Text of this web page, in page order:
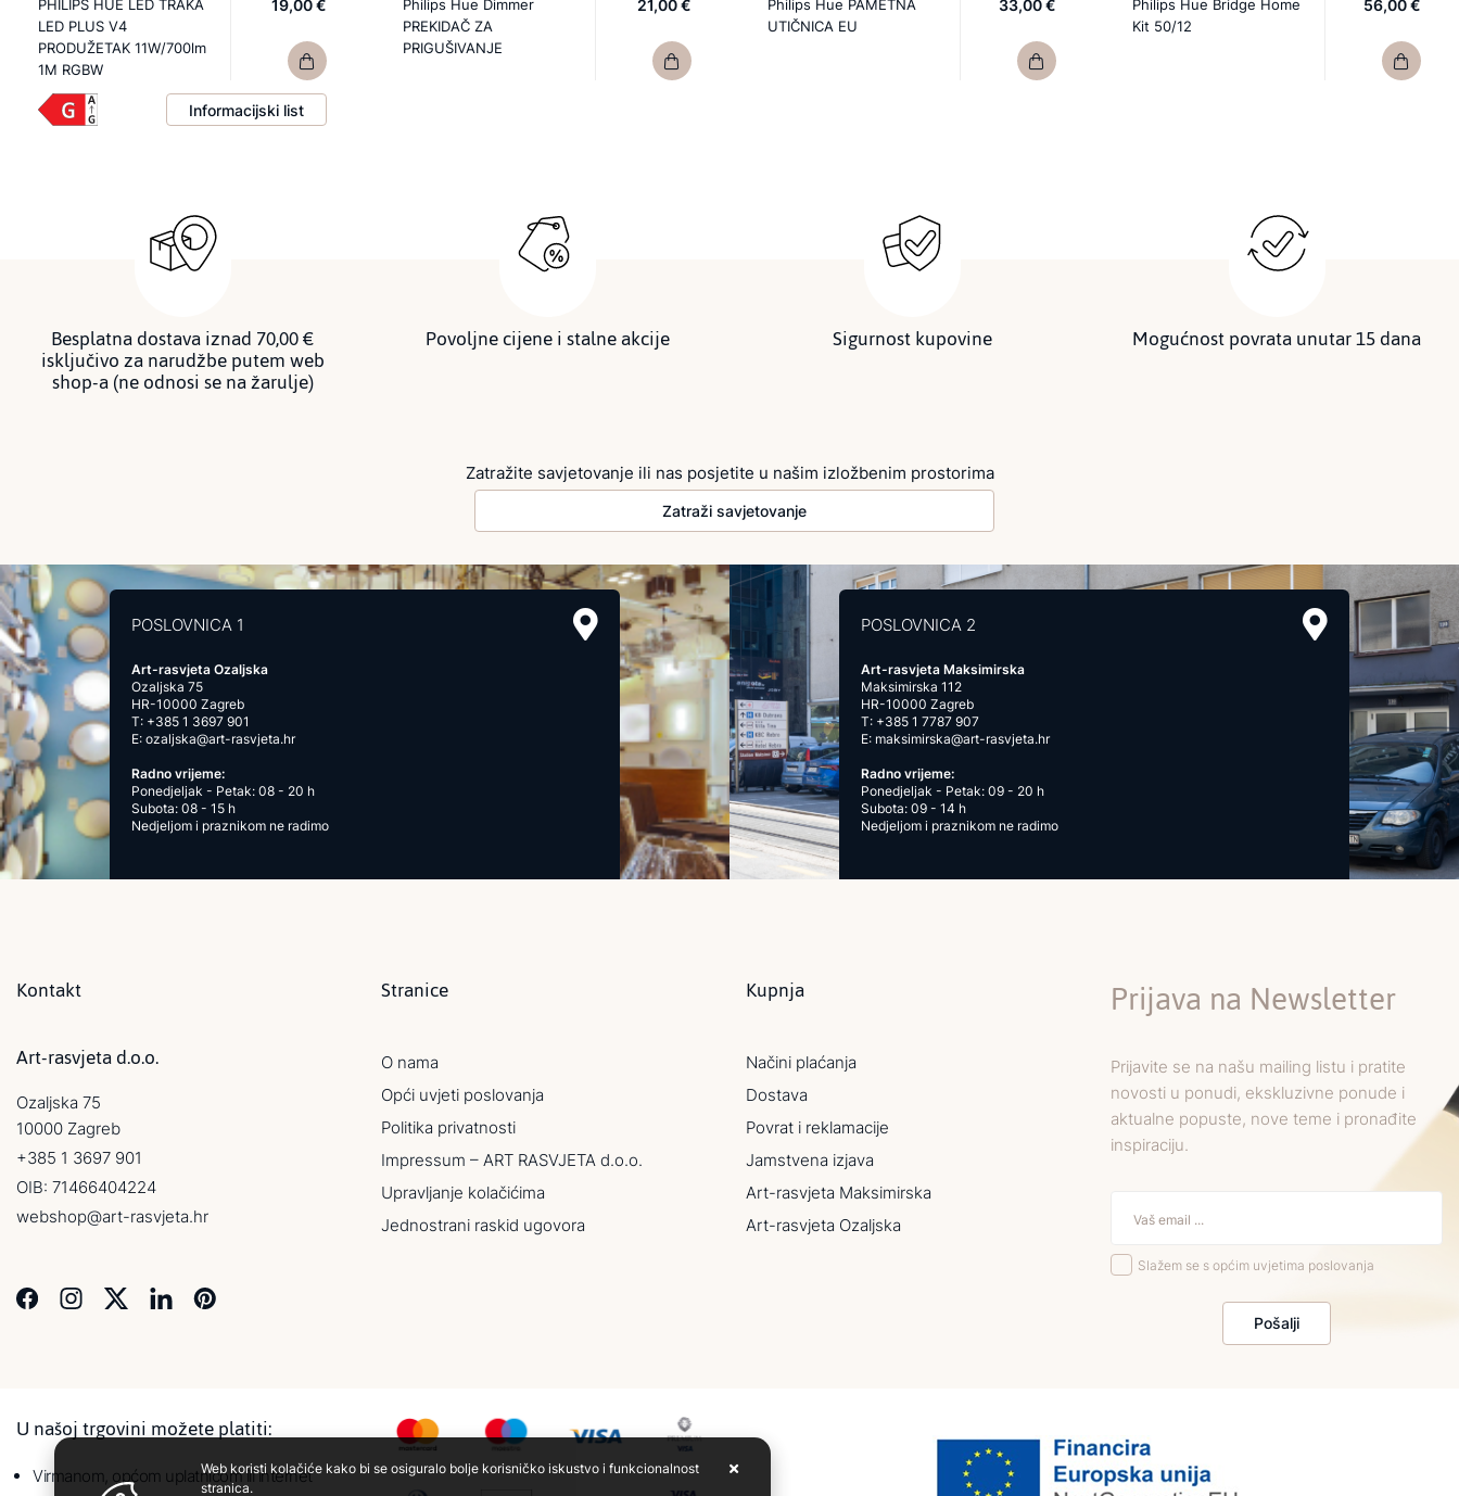
PHILIPS HUE LED TRAKA
LED PLUS V4
PRODUŽETAK 11W/700lm
1M RGBW
19,00 €
Informacijski list
Philips Hue Dimmer
PREKIDAČ ZA
PRIGUŠIVANJE
21,00 €
Philips Hue PAMETNA
UTIČNICA EU
33,00 €
Philips Hue Bridge Home
Kit 50/12
56,00 €
Besplatna dostava iznad 70,00 €
isključivo za narudžbe putem web
shop-a (ne odnosi se na žarulje)
Povoljne cijene i stalne akcije Sigurnost kupovine Mogućnost povrata unutar 15 dana
Zatražite savjetovanje ili nas posjetite u našim izložbenim prostorima
Zatraži savjetovanje
POSLOVNICA 1
Art-rasvjeta Ozaljska
Ozaljska 75
HR-10000 Zagreb
T: +385 1 3697 901
E: ozaljska@art-rasvjeta.hr
Radno vrijeme:
Ponedjeljak - Petak: 08 - 20 h
Subota: 08 - 15 h
Nedjeljom i praznikom ne radimo
POSLOVNICA 2
Art-rasvjeta Maksimirska
Maksimirska 112
HR-10000 Zagreb
T: +385 1 7787 907
E: maksimirska@art-rasvjeta.hr
Radno vrijeme:
Ponedjeljak - Petak: 09 - 20 h
Subota: 09 - 14 h
Nedjeljom i praznikom ne radimo
Kontakt
Art-rasvjeta d.o.o.
Ozaljska 75
10000 Zagreb
+385 1 3697 901
OIB: 71466404224
webshop@art-rasvjeta.hr
Stranice
O nama
Opći uvjeti poslovanja
Politika privatnosti
Impressum – ART RASVJETA d.o.o.
Upravljanje kolačićima
Jednostrani raskid ugovora
Kupnja
Načini plaćanja
Dostava
Povrat i reklamacije
Jamstvena izjava
Art-rasvjeta Maksimirska
Art-rasvjeta Ozaljska
Prijava na Newsletter
Prijavite se na našu mailing listu i pratite
novosti u ponudi, ekskluzivne ponude i
aktualne popuste, nove teme i pronađite
inspiraciju.
Slažem se s općim uvjetima poslovanja
Pošalji
U našoj trgovini možete platiti:
Virmanom, općom uplatnicom ili internetWeb koristi kolačiće kako bi se osiguralo bolje korisničko iskustvo i funkcionalnost
stranica.